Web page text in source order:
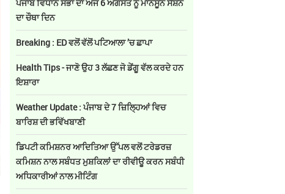
ਪੰਜਾਬ ਵਿਧਾਨ ਸਭਾ ਦਾ ਅੱਜ 6 ਅਗਸਤ ਨੂੰ ਮਾਨਸੂਨ ਸੈਸ਼ਨ
ਦਾ ਚੌਥਾ ਦਿਨ
Breaking : ED ਵਲੋਂ ਵੱਲੋਂ ਪਟਿਆਲਾ ’ਚ ਛਾਪਾ
Health Tips - ਜਾਣੋ ਉਹ 3 ਲੱਛਣ ਜੋ ਡੇਂਗੂ ਵੱਲ ਕਰਦੇ ਹਨ
ਇਸ਼ਾਰਾ
Weather Update : ਪੰਜਾਬ ਦੇ 7 ਜ਼ਿਲ੍ਹਿਆਂ ਵਿਚ
ਬਾਰਿਸ਼ ਦੀ ਭਵਿੱਖਬਾਣੀ
ਡਿਪਟੀ ਕਮਿਸ਼ਨਰ ਆਦਿਤਿਆ ਉੱਪਲ ਵਲੋਂ ਟਰੇਡਰਜ਼
ਕਮਿਸ਼ਨ ਨਾਲ ਸਬੰਧਤ ਮੁਸ਼ਕਿਲਾਂ ਦਾ ਰੀਵੀਊ ਕਰਨ ਸਬੰਧੀ
ਅਧਿਕਾਰੀਆਂ ਨਾਲ ਮੀਟਿੰਗ